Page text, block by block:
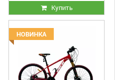
Купить
НОВИНКА